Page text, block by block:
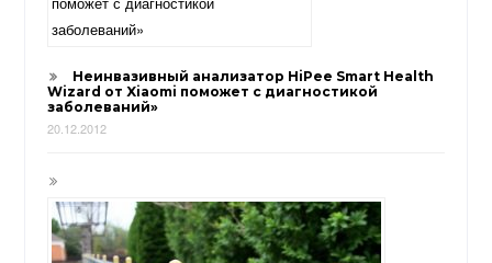
Неинвазивный анализатор HiPee Smart Health
Wizard от Xiaomi поможет с диагностикой
заболеваний»
20.12.2012